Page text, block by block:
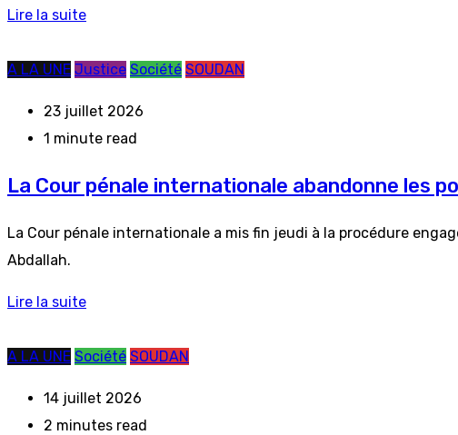
Lire la suite
A LA UNE Justice Société SOUDAN
23 juillet 2026
1 minute read
La Cour pénale internationale abandonne les
La Cour pénale internationale a mis fin jeudi à la procédure
Abdallah.
Lire la suite
A LA UNE Société SOUDAN
14 juillet 2026
2 minutes read